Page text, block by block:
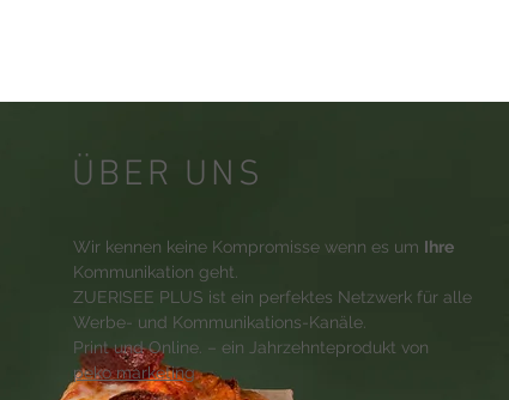
ÜBER UNS
Wir kennen keine Kompromisse wenn es um Ihre
Kommunikation geht.
ZUERISEE PLUS ist ein perfektes Netzwerk für alle
Werbe- und Kommunikations-Kanäle.
Print und Online. – ein Jahrzehnteprodukt von
peko marketing